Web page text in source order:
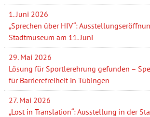
1. Juni 2026
„Sprechen über HIV“:
Stadtmuseum am 11. Juni
29. Mai 2026
Lösung für Sportlerehrung gefunden –
für Barrierefreiheit in Tübingen
27. Mai 2026
„Lost in Translation“: Ausstellung in der